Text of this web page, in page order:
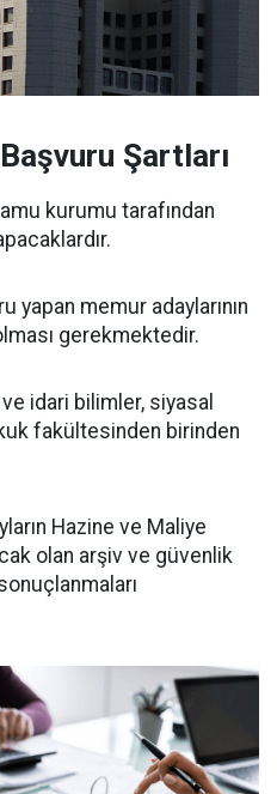
Şartları
kurumu tarafından
yapan memur adaylarının
gerekmektedir.
idari bilimler, siyasal
fakültesinden birinden
Hazine ve Maliye
olan arşiv ve güvenlik